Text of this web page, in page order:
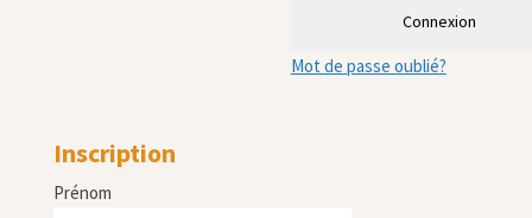
Connexion
Mot de passe oublié?
Inscription
Prénom